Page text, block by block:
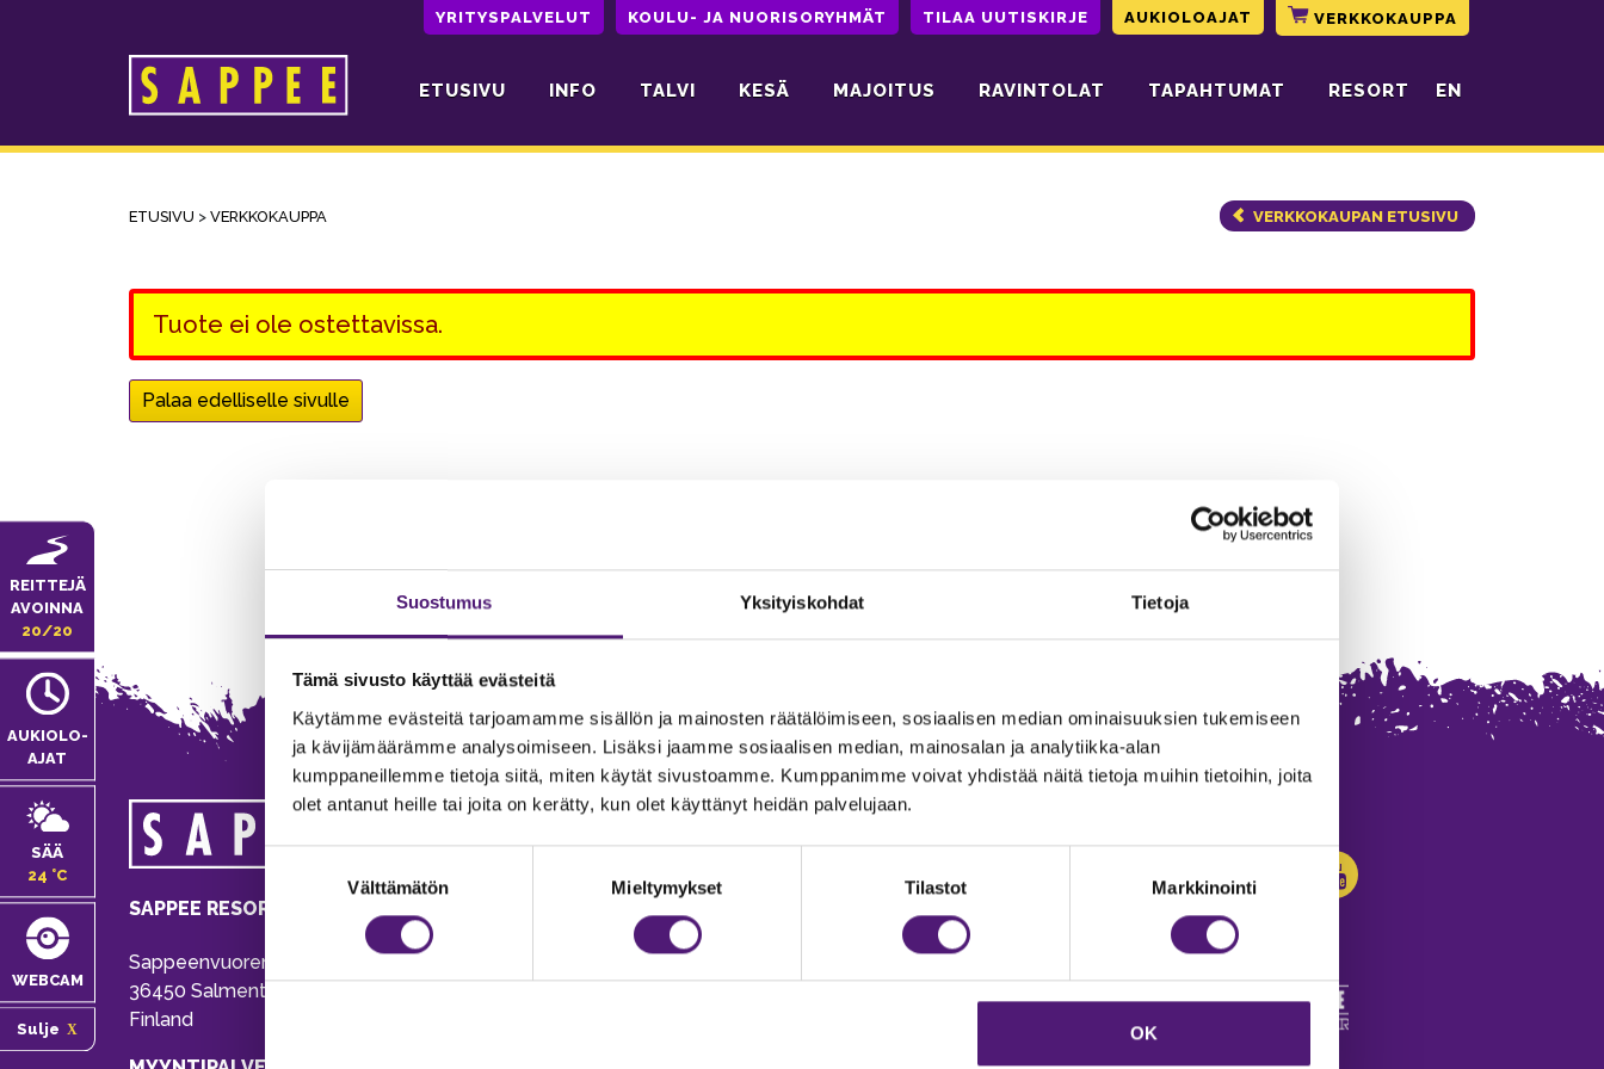
Suostumus Yksityiskohdat Tietoja
Tämä sivusto käyttää evästeitä
Käytämme evästeitä tarjoamamme sisällön ja mainosten räätälöimiseen, sosiaalisen median ominaisuuksien tukemiseen
ja kävijämäärämme analysoimiseen. Lisäksi jaamme sosiaalisen median, mainosalan ja analytiikka-alan
kumppaneillemme tietoja siitä, miten käytät sivustoamme. Kumppanimme voivat yhdistää näitä tietoja muihin tietoihin, joita
olet antanut heille tai joita on kerätty, kun olet käyttänyt heidän palvelujaan.
Välttämätön Mieltymykset Tilastot Markkinointi
OK
YRITYSPALVELUT KOULU- JA NUORISORYHMÄT TILAA UUTISKIRJE AUKIOLOAJAT VERKKOKAUPPA
Päävalikko ETUSIVU INFO TALVI KESÄ MAJOITUS RAVINTOLAT TAPAHTUMAT RESORT EN
REITTEJÄ
AVOINNA
20/20
AUKIOLO­
AJAT
SÄÄ
24 °C
WEBCAM
Sulje
ETUSIVU > VERKKOKAUPPA VERKKOKAUPAN ETUSIVU
Tuote ei ole ostettavissa.
Palaa edelliselle sivulle
SAPPEE RESORT
Sappeenvuorentie 200
36450 Salmentaka, Pälkäne
Finland
MAJOITUS
020 755 9975
majoitus@sappee.fi
Vastuullisuus
Avoimet työpaikat
Anna palautetta
Evästeasetukset